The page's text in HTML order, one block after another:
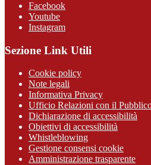
Facebook
Youtube
Instagram
Sezione Link Utili
Cookie policy
Note legali
Informativa Privacy
Ufficio Relazioni con il
Dichiarazione di accessibilità
Obiettivi di accessibilità
Whistleblowing
Gestione consensi cookie
Amministrazione trasparente